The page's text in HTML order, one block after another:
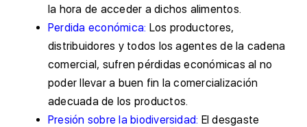
la hora de acceder a dichos alimentos.
Perdida económica: Los productores,
distribuidores y todos los agentes de la cadena
comercial, sufren pérdidas económicas al no
poder llevar a buen fin la comercialización
adecuada de los productos.
Presión sobre la biodiversidad: El desgaste